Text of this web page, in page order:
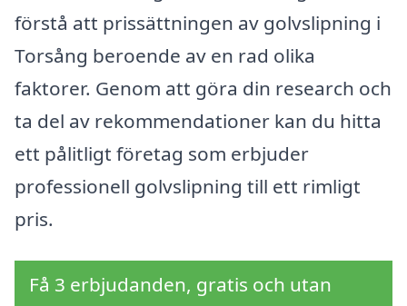
förstå att prissättningen av golvslipning i
Torsång beroende av en rad olika
faktorer. Genom att göra din research och
ta del av rekommendationer kan du hitta
ett pålitligt företag som erbjuder
professionell golvslipning till ett rimligt
pris.
Få 3 erbjudanden, gratis och utan